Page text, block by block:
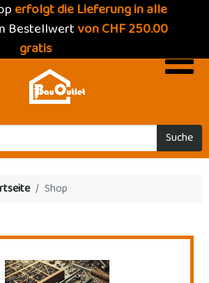
erfolgt die Lieferung in alle
Bestellwertvon CHF 250.00
gratis
Suche
Shop